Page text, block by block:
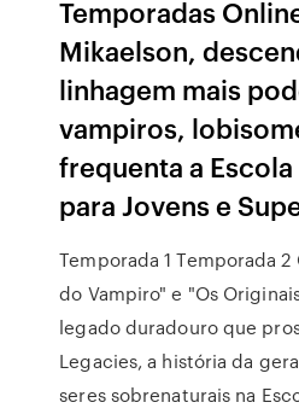
Temporadas
Mikaelson,
linhagem mais
vampiros,
frequenta a
para Jovens e
Temporada 1 Temporada
do Vampiro" e "Os
legado duradouro que
Legacies, a história da
seres sobrenaturais na